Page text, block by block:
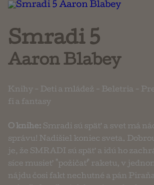
Smradi 5
Aaron Blabey
Knihy - Deti a mládež - Beletria -
fi a fantasy
O knihe: Smradi sú späť a svet má
správu! Nadišiel koniec sveta.
je, že SMRADI sú späť a idú ho
síce musieť "požičať" raketu, v
nájdu čosi fakt nechutné a pán